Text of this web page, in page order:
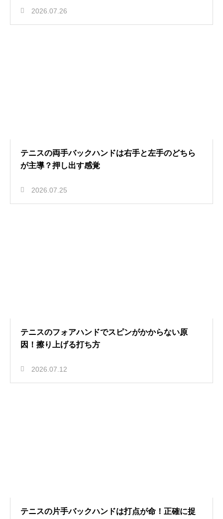
2026.07.26
テニスの両手バックハンドは右手と左手のどちら
が主導？押し出す感覚
2026.07.25
テニスのフォアハンドでスピンがかからない原
因！擦り上げる打ち方
2026.07.12
テニスの片手バックハンドは打点が命！正確に捉